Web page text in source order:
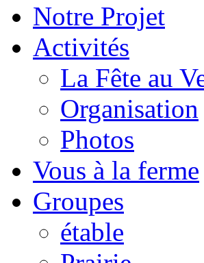
Notre Projet
Activités
La Fête au
Organisation
Photos
Vous à la ferme
Groupes
étable